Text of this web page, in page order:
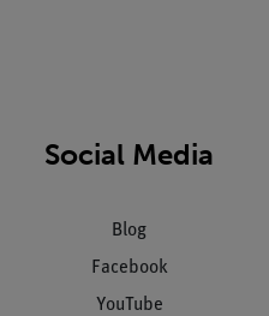
Social Media
Blog
Facebook
YouTube